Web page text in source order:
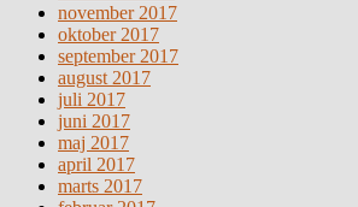
november 2017
oktober 2017
september 2017
august 2017
juli 2017
juni 2017
maj 2017
april 2017
marts 2017